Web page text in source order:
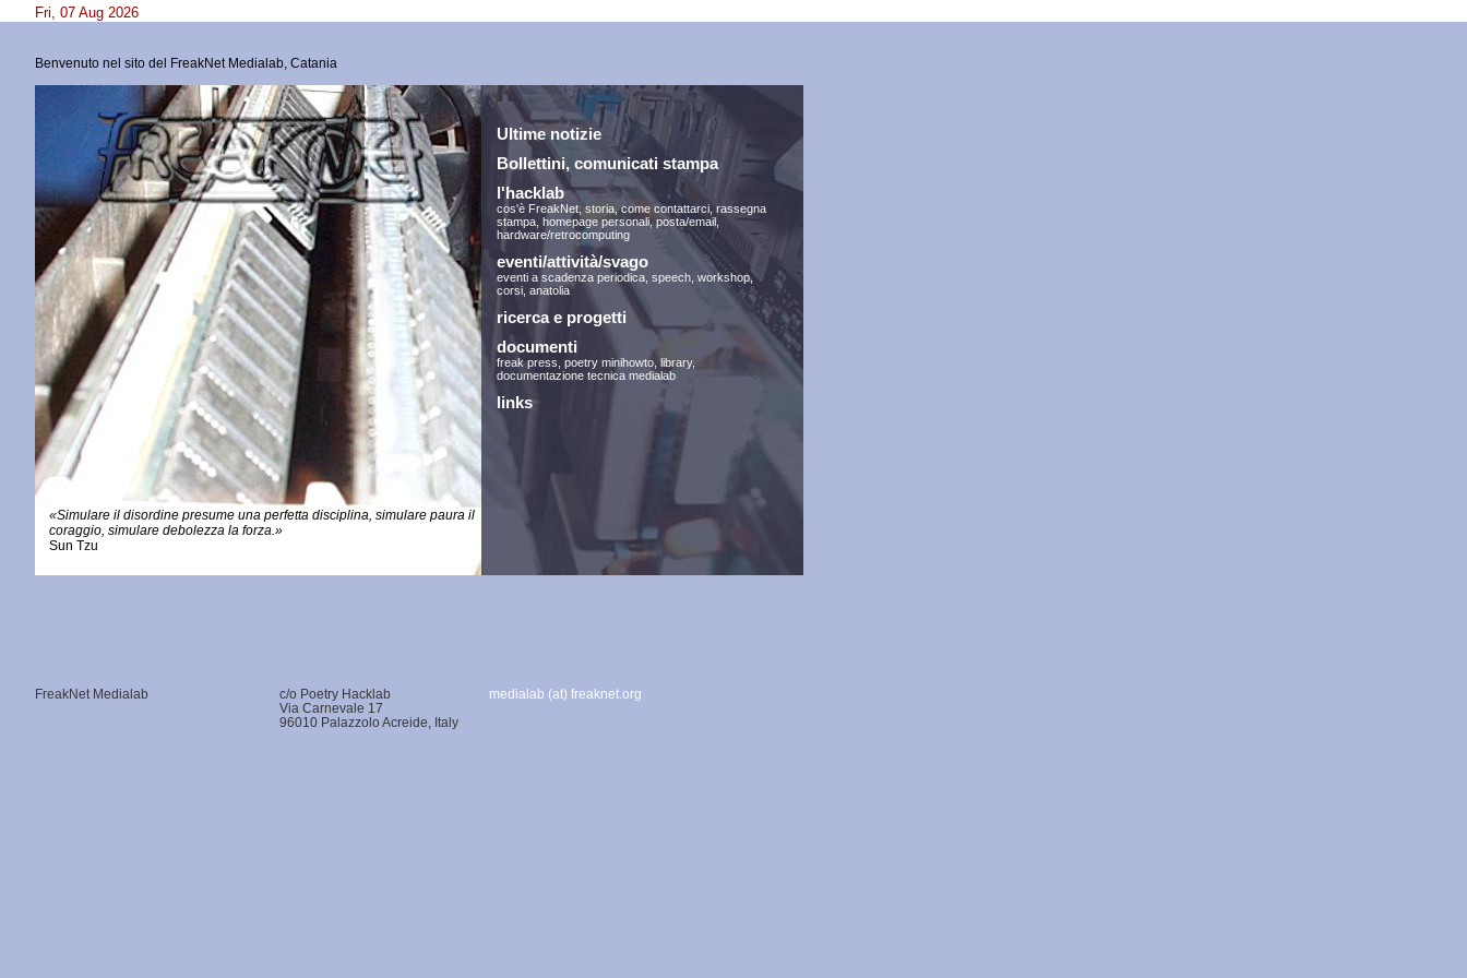
Fri, 07 Aug 2026
Benvenuto nel sito del FreakNet Medialab, Catania
«Simulare il disordine presume una perfetta disciplina, simulare paura il
coraggio, simulare debolezza la forza.»
Sun Tzu
Ultime notizie
Bollettini, comunicati stampa
l'hacklab
cos'è FreakNet storia ,come contattarci rassegna
stampa homepage personali posta/email
hardware/retrocomputing
eventi/attività/svago
eventi a scadenza periodica speech workshop,
corsi anatolia
ricerca e progetti
documenti
freak press poetry minihowto library,
documentazione tecnica medialab
links
FreakNet Medialab
c/o Poetry Hacklab
Via Carnevale 17
96010 Palazzolo Acreide, Italy
medialab (at) freaknet.org